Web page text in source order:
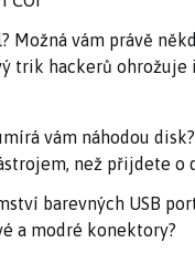
Možná vám právě
trik hackerů ohrožuje
vám náhodou
než přijdete o
barevných USB
a modré konektory?